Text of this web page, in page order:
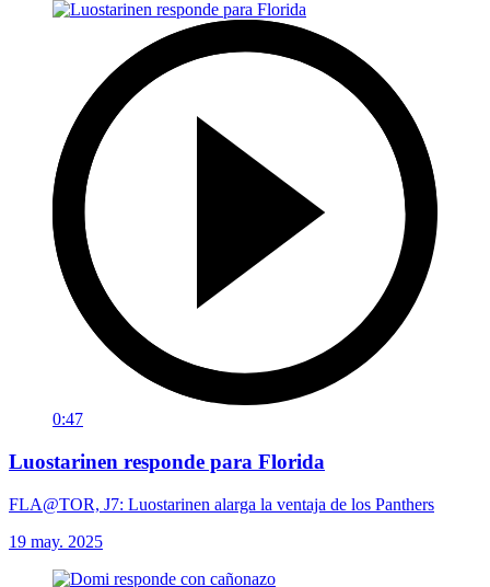
0:47
Luostarinen responde para Florida
FLA@TOR, J7: Luostarinen alarga la ventaja de los Panthers
19 may. 2025